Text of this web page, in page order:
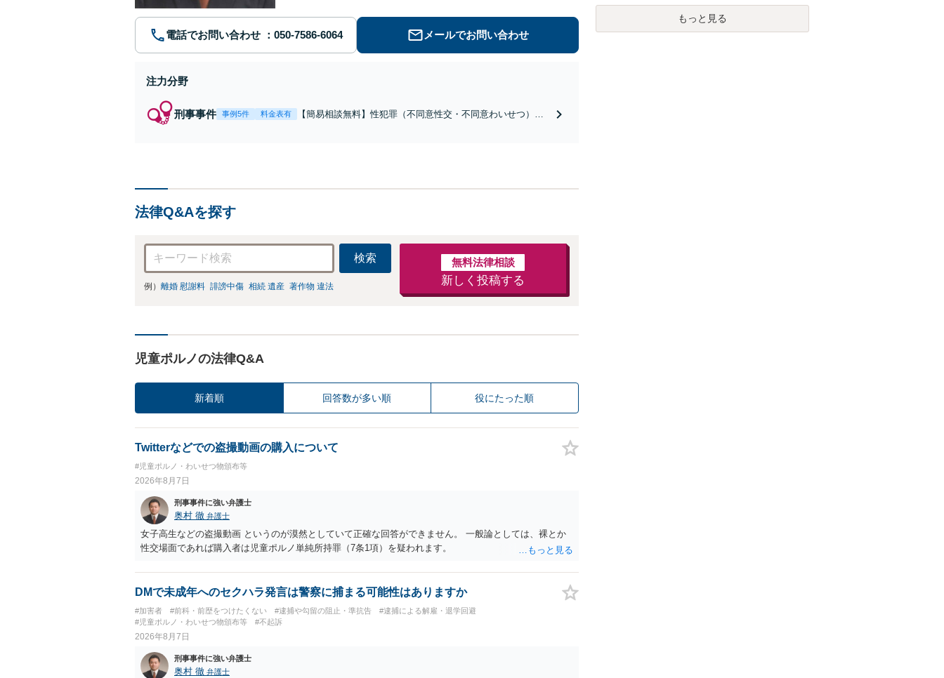
電話でお問い合わせ メールでお問い合わせ
注力分野
刑事事件 事例5件 料金表有
【簡易相談無料】性犯罪（不同意性交・不同意わいせつ）・
法律Q&Aを探す
検索
例） 離婚 慰謝料 誹謗中傷 相続 遺産 著作物 違法
無料法律相談
新しく投稿する
児童ポルノの法律Q&A
新着順 回答数が多い順 役にたった順
Twitterなどでの盗撮動画の購入について
#児童ポルノ・わいせつ物頒布等
2026年8月7日
刑事事件に強い弁護士
奥村 徹 弁護士
女子高生などの盗撮動画 というのが漠然としていて正確な回答ができません。 一般論としては、裸とか
性交場面であれば購入者は児童ポルノ単純所持罪（7条1項）を疑われます。
DMで未成年へのセクハラ発言は警察に捕まる可能性はありますか
#加害者 #前科・前歴をつけたくない #逮捕や勾留の阻止・準抗告
#逮捕による解雇・退学回避
#児童ポルノ・わいせつ物頒布等
#不起訴
2026年8月7日
刑事事件に強い弁護士
奥村 徹 弁護士
もっと見る